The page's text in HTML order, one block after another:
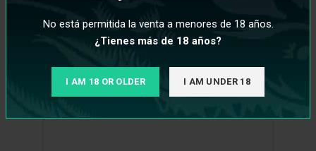
No está permitida la venta a menores de 18 años.
¿Tienes más de 18 años?
I AM 18 OR OLDER I AM UNDER 18
Tu dirección de correo electrónico no será
marcados con*
Comentario*